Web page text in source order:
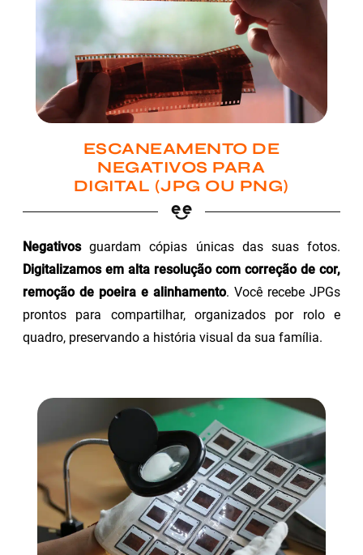
ESCANEAMENTO DE
NEGATIVOS PARA
DIGITAL (JPG OU PNG)
Negativosguardam cópias únicas das suas fotos.
Digitalizamos em alta resolução com correção de cor,
remoção de poeira e alinhamento. Você recebe JPGs
prontos para compartilhar, organizados por rolo e
quadro, preservando a história visual da sua família.